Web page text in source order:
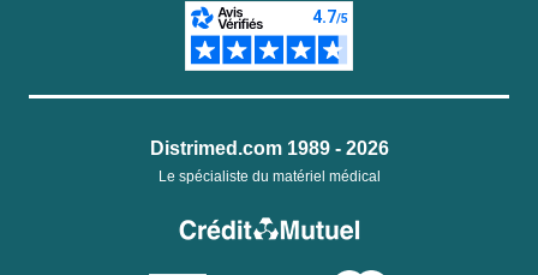
Distrimed.com 1989 - 2026
Le spécialiste du matériel médical